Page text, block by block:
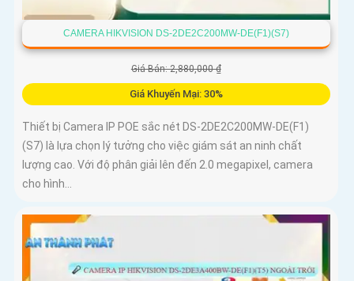
CAMERA HIKVISION DS-2DE2C200MW-DE(F1)(S7)
Giá Bán: 2,880,000 ₫
Giá Khuyến Mại: 30%
Thiết bị Camera IP POE sắc nét DS-2DE2C200MW-DE(F1)
(S7) là lựa chọn lý tưởng cho việc giám sát an ninh chất
lượng cao. Với độ phân giải lên đến 2.0 megapixel, camera
cho hình...